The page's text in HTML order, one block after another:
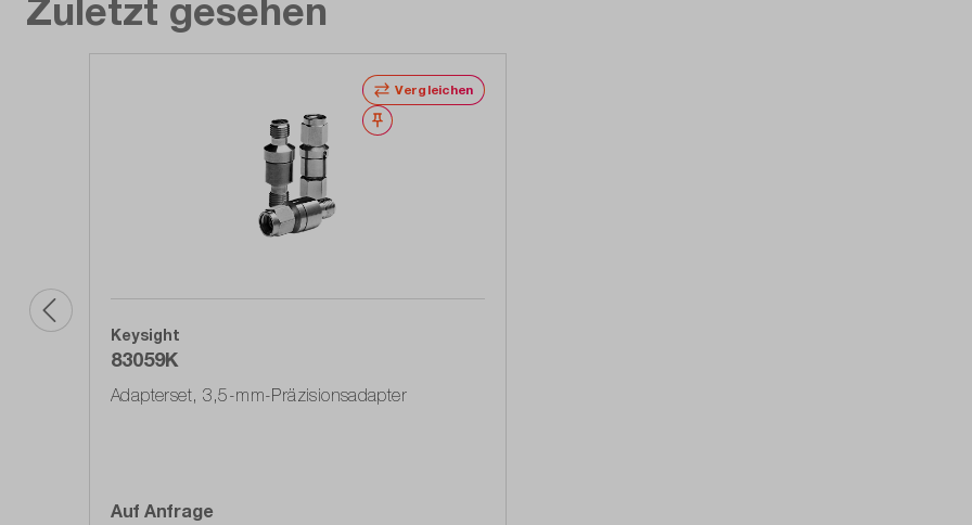
Zuletzt gesehen
Vergleichen
Merken
Keysight
83059K
Adapterset, 3,5-mm-Präzisionsadapter
Auf Anfrage